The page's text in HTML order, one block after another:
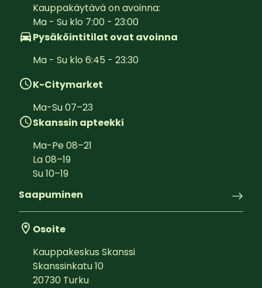
Kauppakäytävä on avoinna:
Ma - Su klo 7:00 - 23:00
Pysäköintitilat ovat avoinna
Ma - Su klo 6:45 - 23:30
K-Citymarket
Ma-Su07–23
Skanssin apteekki
Ma-Pe08–21
La08–19
Su10–19
Saapuminen
Osoite
Kauppakeskus Skanssi
Skanssinkatu 10
20730 Turku